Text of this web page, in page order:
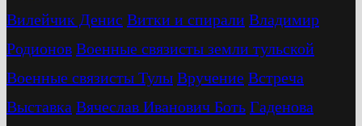
Вилейчик Денис Витки и спирали Владимир
Родионов Военные связисты земли тульской
Военные связисты Тулы Вручение Встреча
Выставка Вячеслав Иванович Боть Гаденова